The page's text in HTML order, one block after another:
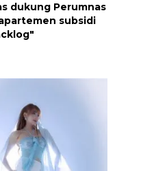
dukung Perumnas
subsidi